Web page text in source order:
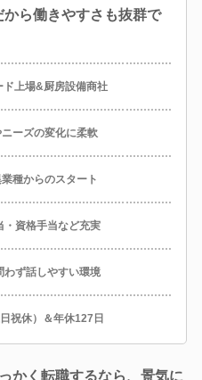
ら働きやすさも抜群で
ド上場&厨房設備商社
ーズの変化に柔軟
種からのスタート
・資格手当など充実
わず話しやすい環境
祝休）＆年休127日
かく転職するなら、景気に